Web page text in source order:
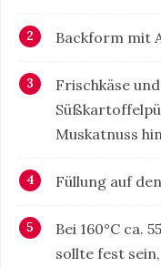
Backform mit
Frischkäse
Muskatnuss
Füllung auf
Bei 160°C ca.
sollte fest